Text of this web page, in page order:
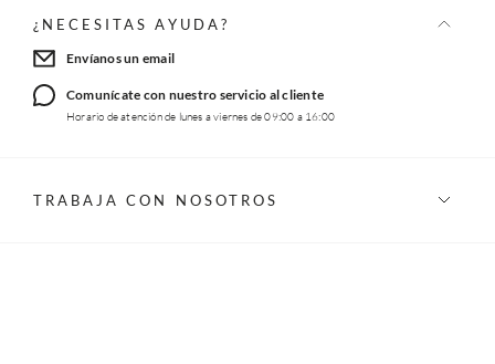
¿NECESITAS AYUDA?
Envíanos un email
Comunícate con nuestro servicio al cliente
Horario de atención de lunes a viernes de 09:00 a 16:00
TRABAJA CON NOSOTROS